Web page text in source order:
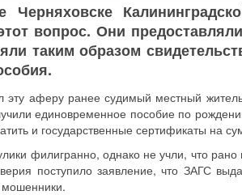
Черняховске
вопрос. Они
таким образом
эту аферу ранее судимый местный
единовременное пособие по
и государственные сертификаты на
филигранно, однако не учли, что
поступило заявление, что ЗАГС